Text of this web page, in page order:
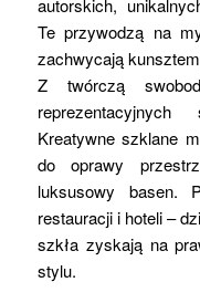
Te przywodzą na
zachwycają
Z twórczą
Kreatywne szklane
do oprawy
luksusowy basen.
restauracji i hoteli –
szkła zyskają na
stylu.